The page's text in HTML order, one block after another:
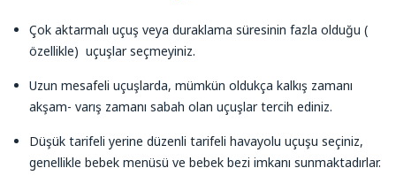
Çok aktarmalı uçuş veya duraklama süresinin fazla olduğu (
özellikle) uçuşlar seçmeyiniz.
Uzun mesafeli uçuşlarda, mümkün oldukça kalkış zamanı
akşam- varış zamanı sabah olan uçuşlar tercih ediniz.
Düşük tarifeli yerine düzenli tarifeli havayolu uçuşu seçiniz,
genellikle bebek menüsü ve bebek bezi imkanı sunmaktadırlar.